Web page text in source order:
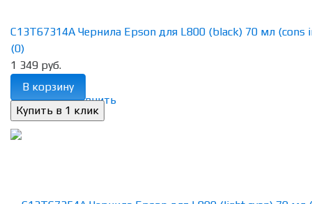
избранное сравнить
C13T67314A Чернила Epson для L800 (black) 70 мл (cons
(0)
1 349 руб.
В корзину